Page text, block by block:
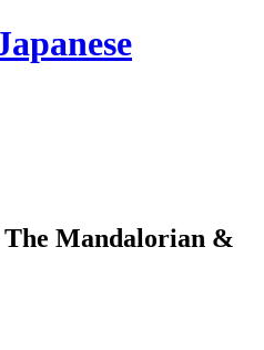
Mandalorian &